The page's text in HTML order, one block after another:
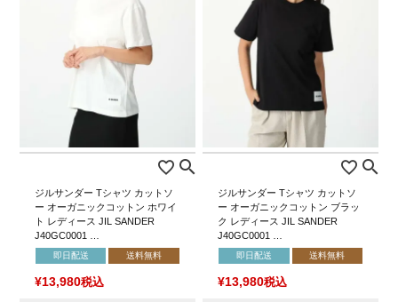
ジルサンダー Tシャツ カットソ
ー オーガニックコットン ホワイ
ト レディース JIL SANDER
J40GC0001 …
即日配送 送料無料
¥13,980税込
ジルサンダー Tシャツ カットソ
ー オーガニックコットン ブラッ
ク レディース JIL SANDER
J40GC0001 …
即日配送 送料無料
¥13,980税込